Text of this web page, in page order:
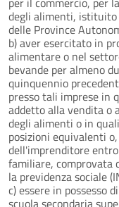
degli alimenti, istituito
delle Province
b) aver esercitato in
alimentare o nel
bevande per almeno
quinquennio
presso tali imprese in
addetto alla vendita o
degli alimenti o in
posizioni equivalenti
dell'imprenditore
familiare, comprovata
la previdenza sociale
c) essere in possesso
scuola secondaria